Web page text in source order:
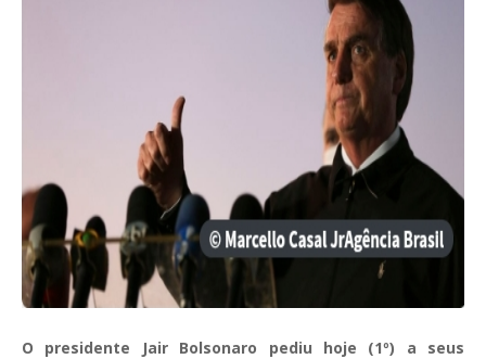
O presidente Jair Bolsonaro pediu hoje (1º) a seus